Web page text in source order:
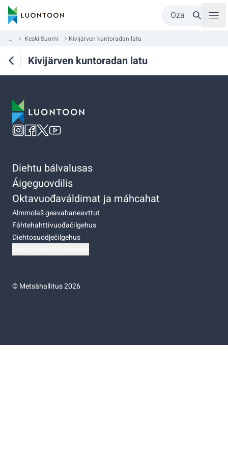
Oza
... Keski-Suomi Kivijärven kuntoradan latu
Kivijärven kuntoradan latu
Diehtu bálvalusas
Áigeguovdilis
Oktavuođaváldimat ja máhcahat
Almmolaš geavahaneavttut
Fáhtehahttivuođačilgehus
Diehtosuodječilgehus
©Metsähallitus 2026